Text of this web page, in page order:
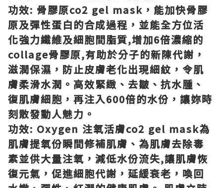
功效: 骨膠原co2 gel mask ，能加快骨膠
原及彈性蛋白的合成過程，並能全方位活
化強力纖維及細胞間脂質,增加6倍濃縮的
collage骨膠原,有助於分子的新陳代謝，
滋潤保濕，防止皮膚老化出現細紋，令肌
膚柔滑水潤。高效緊緻、去皺、抗水腫、
復肌膚細胞，再注入600倍的水份，讓妳時
刻散發動人魅力。
功效: Oxygen 注氧活膚co2 gel mask為
肌膚提氧份瞬間修補肌膚、為肌膚去除毒
素並供大量注氧，減低水份流失,讓肌膚恢
復元氣，促進細胞代謝，延緩衰老，喚回